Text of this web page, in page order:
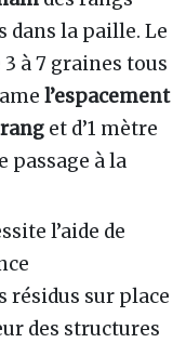
dans la paille. Le
à 7 graines tous
l’espacement
et d’1 mètre
passage à la
l’aide de
résidus sur place
des structures